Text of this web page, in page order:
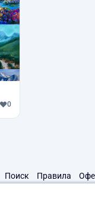
0
Поиск Правила